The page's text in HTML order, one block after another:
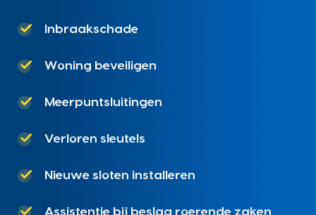
Inbraakschade
Woning beveiligen
Meerpuntsluitingen
Verloren sleutels
Nieuwe sloten installeren
Assistentie bij beslag roerende zaken